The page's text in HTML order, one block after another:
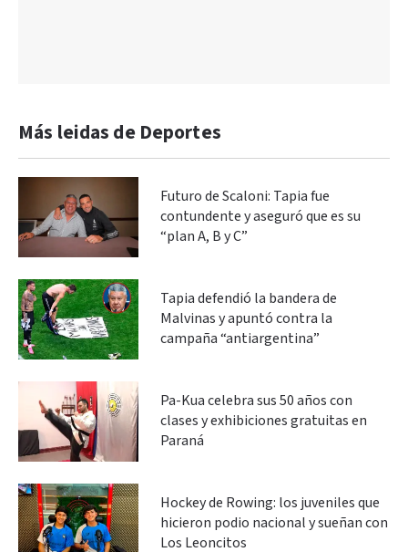
Más leidas de Deportes
Futuro de Scaloni: Tapia fue
contundente y aseguró que es su
“plan A, B y C”
Tapia defendió la bandera de
Malvinas y apuntó contra la
campaña “antiargentina”
Pa-Kua celebra sus 50 años con
clases y exhibiciones gratuitas en
Paraná
Hockey de Rowing: los juveniles que
hicieron podio nacional y sueñan con
Los Leoncitos